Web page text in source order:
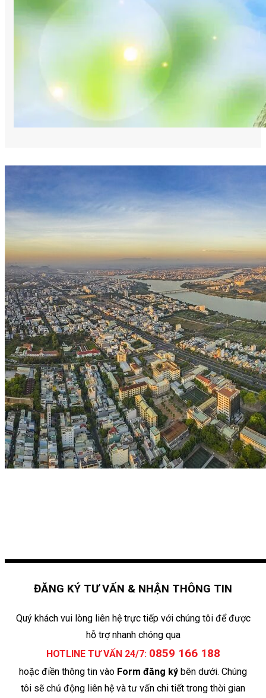
ĐĂNG KÝ TƯ VẤN & NHẬN THÔNG TIN
Quý khách vui lòng liên hệ trực tiếp với chúng tôi để được
hỗ trợ nhanh chóng qua
HOTLINE TƯ VẤN 24/7: 0859 166 188
hoặc điền thông tin vào Form đăng ký bên dưới. Chúng
tôi sẽ chủ động liên hệ và tư vấn chi tiết trong thời gian